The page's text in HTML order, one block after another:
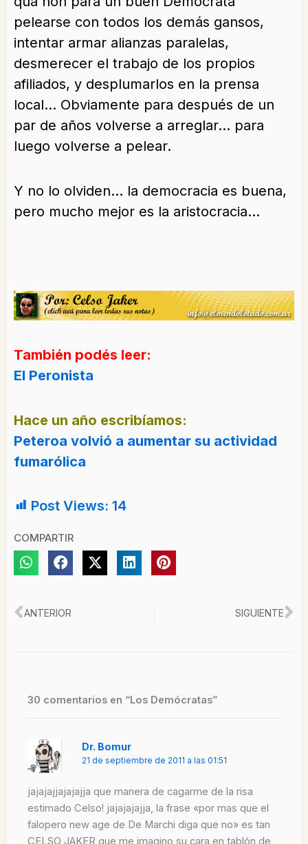
pelearse con todos los demás gansos,
intentar armar alianzas paralelas,
desmerecer el trabajo de los propios
afiliados, y desplumarlos en la prensa
local… Obviamente para después de un
par de años volverse a arreglar… para
luego volverse a pelear.
Y no lo olviden… la democracia es buena,
pero mucho mejor es la aristocracia…
También podés leer:
El Peronista
Hace un año escribíamos:
Peteroa volvió a aumentar su actividad
fumarólica
Post Views: 14
COMPARTIR
Ant
ANTERIOR SIGUIENTE
30 comentarios en “Los Demócratas”
Dr. Bomur
21 de septiembre de 2011 a las 01:51
jajajajjajajajja que manera de cagarme de la risa
estimado Celso! jajajajajja, la frase «por mas que el
falopero new age de De Marchi diga que no» es tan
CELSO JAKER que me imagino su cara en tablón de